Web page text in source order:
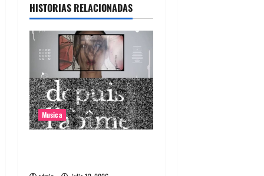
c
i
n
d
HISTORIAS RELACIONADAS
Musica